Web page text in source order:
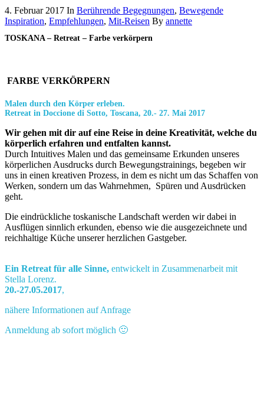
4. Februar 2017 In Berührende Begegnungen, Bewegende
Inspiration, Empfehlungen, Mit-Reisen By annette
TOSKANA – Retreat – Farbe verkörpern
FARBE VERKÖRPERN
Malen durch den Körper erleben.
Retreat in Doccione di Sotto, Toscana, 20.- 27. Mai 2017
Wir gehen mit dir auf eine Reise in deine Kreativität, welche du
körperlich erfahren und entfalten kannst.
Durch Intuitives Malen und das gemeinsame Erkunden unseres
körperlichen Ausdrucks durch Bewegungstrainings, begeben wir
uns in einen kreativen Prozess, in dem es nicht um das Schaffen von
Werken, sondern um das Wahrnehmen, Spüren und Ausdrücken
geht.
Die eindrückliche toskanische Landschaft werden wir dabei in
Ausflügen sinnlich erkunden, ebenso wie die ausgezeichnete und
reichhaltige Küche unserer herzlichen Gastgeber.
Ein Retreat für alle Sinne, entwickelt in Zusammenarbeit mit
Stella Lorenz.
20.-27.05.2017,
nähere Informationen auf Anfrage
Anmeldung ab sofort möglich 🙂